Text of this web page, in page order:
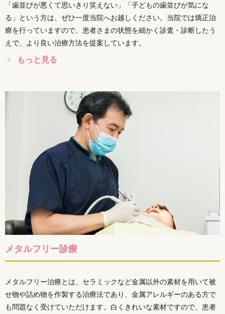
「歯並びが悪くて思いきり笑えない」「子どもの歯並びが気にな
る」という方は、ぜひ一度当院へお越しください。当院では矯正治
療を行っていますので、患者さまの状態を細かく診査・診断したう
えで、より良い治療方法を提案しています。
もっと見る
メタルフリー診療
メタルフリー治療とは、セラミックなど金属以外の素材を用いて被
せ物や詰め物を作製する治療法であり、金属アレルギーのある方で
も問題なく受けていただけます。白くきれいな素材ですので、患者